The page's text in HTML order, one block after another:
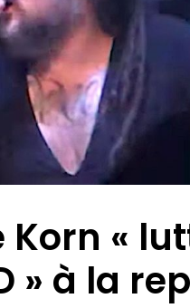
«
» à la